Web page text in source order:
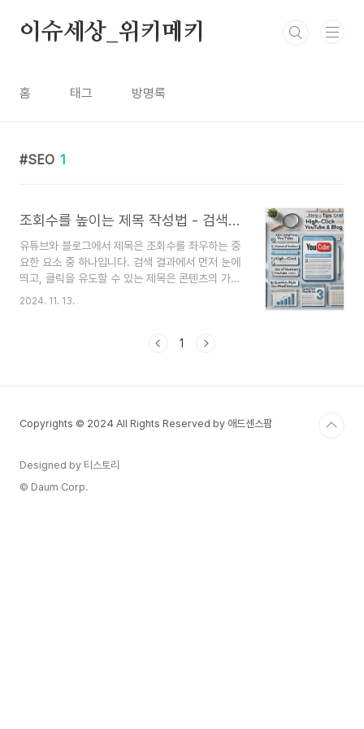
이슈세상_위키메키
홈 태그 방명록
SEO 1
조회수를 높이는 제목 작성법 - 검색에 잘 걸리는 제목 작성법
유튜브와 블로그에서 제목은 조회수를 좌우하는 중
요한 요소 중 하나입니다. 검색 결과에서 먼저 눈에
띄고, 클릭을 유도할 수 있는 제목은 콘텐츠의 가치
를 높이며, 더 많은 시청자와 독자를 끌어들이는 핵
SEO(검색 엔진 최적화)에 적합한 제목 작성 팁을
요한 역할을 합니다. 제목은 독자가 콘텐츠의 핵심
히 배치해 검색에 최적화된 구조를 가져야 합니다.
이러한 제목은 콘텐츠..
2024. 11. 13.
1
Copyrights © 2024 All Rights Reserved by 애드센스팜
Designed by 티스토리
© Daum Corp.